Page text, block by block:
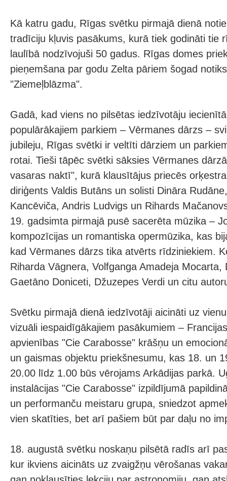
Kā katru gadu, Rīgas svētku pirmajā dienā
tradīciju kļuvis pasākums, kurā tiek godināti tie
laulībā nodzīvojuši 50 gadus. Rīgas domes
pieņemšana par godu Zelta pāriem šogad
"Ziemeļblāzma".
Gadā, kad viens no pilsētas iedzīvotāju
populārākajiem parkiem – Vērmanes dārzs –
jubileju, Rīgas svētki ir veltīti dārziem un
rotai. Tieši tāpēc svētki sāksies Vērmanes
vasaras naktī", kurā klausītājus priecēs
diriģents Valdis Butāns un solisti Dināra
Kancēviča, Andris Ludvigs un Rihards
19. gadsimta pirmajā pusē sacerēta mūzika –
kompozīcijas un romantiska opermūzika, kas
kad Vērmanes dārzs tika atvērts rīdziniekiem.
Riharda Vāgnera, Volfganga Amadeja Mocarta,
Gaetāno Doniceti, Džuzepes Verdi un citu
Svētku pirmajā dienā iedzīvotāji aicināti uz
vizuāli iespaidīgākajiem pasākumiem –
apvienības "Cie Carabosse" krāšņu un
un gaismas objektu priekšnesumu, kas 18. un
20.00 līdz 1.00 būs vērojams Arkādijas parkā.
instalācijas "Cie Carabosse" izpildījumā
un performanču meistaru grupa, sniedzot
vien skatīties, bet arī pašiem būt par daļu no
18. augustā svētku noskaņu pilsētā radīs arī
kur ikviens aicināts uz zvaigžņu vērošanas